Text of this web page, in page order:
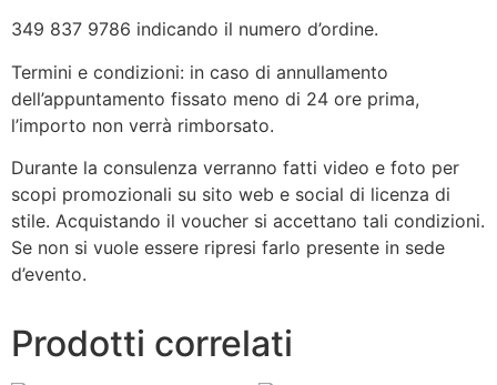
349 837 9786 indicando il numero d’ordine.
Termini e condizioni: in caso di annullamento
dell’appuntamento fissato meno di 24 ore prima,
l’importo non verrà rimborsato.
Durante la consulenza verranno fatti video e foto per
scopi promozionali su sito web e social di licenza di
stile. Acquistando il voucher si accettano tali condizioni.
Se non si vuole essere ripresi farlo presente in sede
d’evento.
Prodotti correlati